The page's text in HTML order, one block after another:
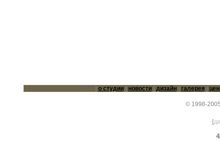
о студии| новости| дизайн| галерея
© 1998-
[